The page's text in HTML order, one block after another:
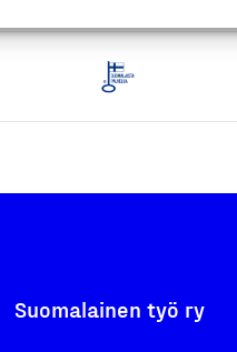
Suomalainen työ ry